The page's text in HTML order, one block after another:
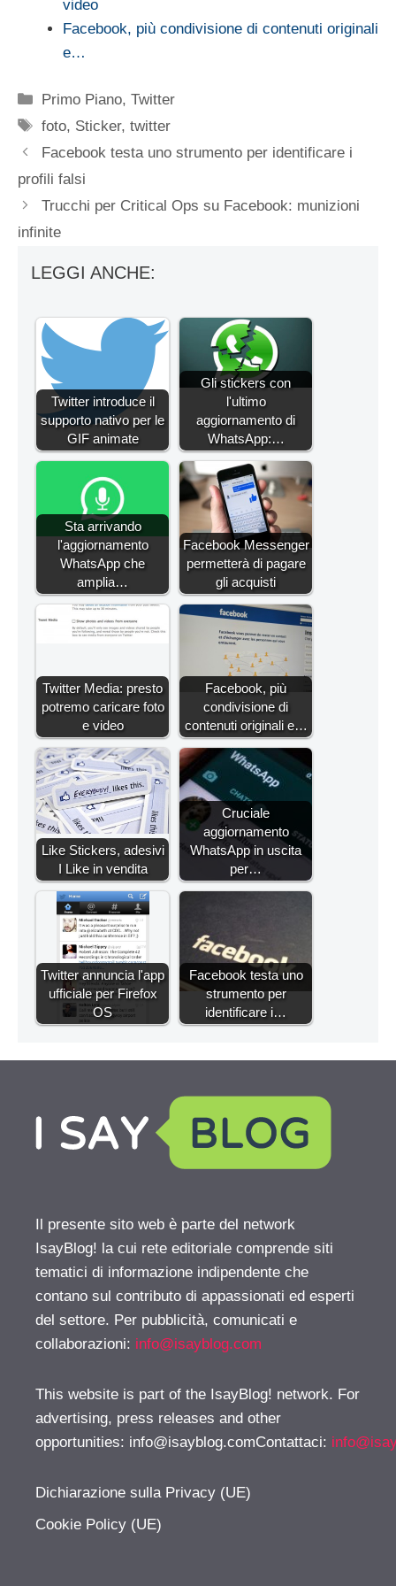
video
Facebook, più condivisione di contenuti originali
e…
Categorie
Primo Piano,Twitter
Tag
foto, Sticker,twitter
Facebook testa uno strumento per identificare i
profili falsi
Trucchi per Critical Ops su Facebook: munizioni
infinite
LEGGI ANCHE:
Twitter introduce il
supporto nativo per le
GIF animate
Gli stickers con
l'ultimo
aggiornamento di
WhatsApp:…
Sta arrivando
l'aggiornamento
WhatsApp che
amplia…
Facebook Messenger
permetterà di pagare
gli acquisti
Twitter Media: presto
potremo caricare foto
e video
Facebook, più
condivisione di
contenuti originali e…
Like Stickers, adesivi
I Like in vendita
Cruciale
aggiornamento
WhatsApp in uscita
per…
Twitter annuncia l'app
ufficiale per Firefox
OS
Facebook testa uno
strumento per
identificare i…
Il presente sito web è parte del network
IsayBlog! la cui rete editoriale comprende siti
tematici di informazione indipendente che
contano sul contributo di appassionati ed esperti
del settore. Per pubblicità, comunicati e
collaborazioni: info@isayblog.com
This website is part of the IsayBlog! network. For
advertising, press releases and other
opportunities: info@isayblog.comContattaci:
Dichiarazione sulla Privacy (UE)
Cookie Policy (UE)